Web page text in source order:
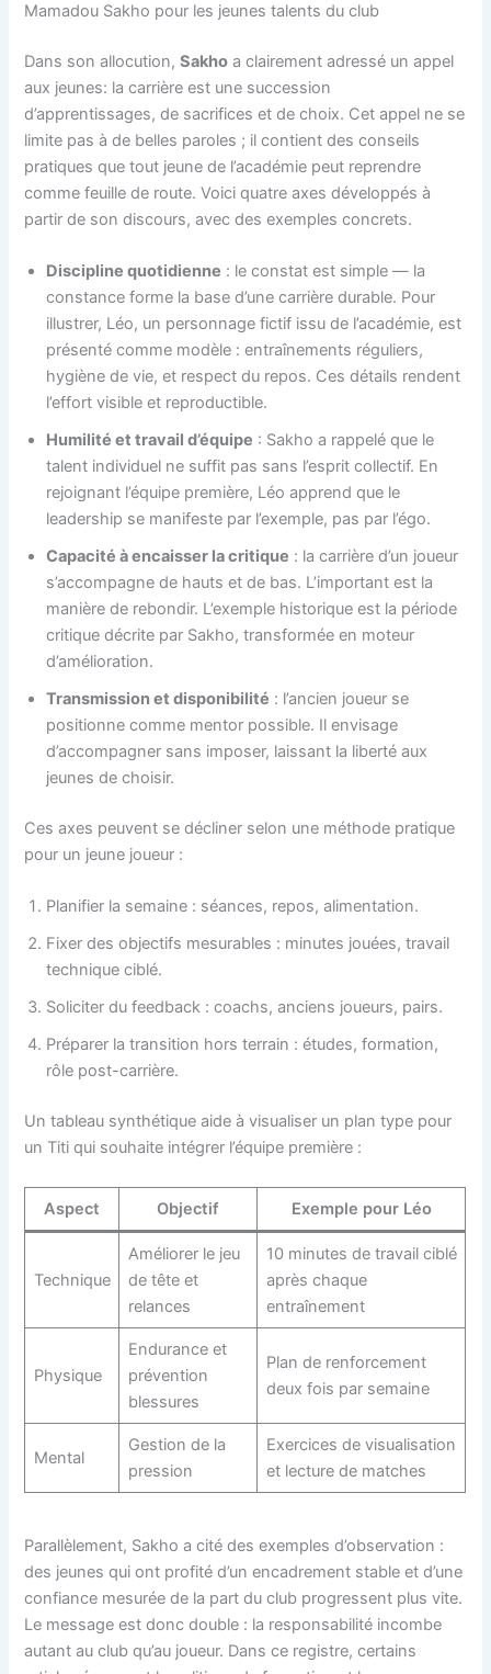
Mamadou Sakho pour les jeunes talents du club
Dans son allocution,Sakho a clairement adressé un appel
aux jeunes: la carrière est une succession
d’apprentissages, de sacrifices et de choix. Cet appel ne se
limite pas à de belles paroles ; il contient des conseils
pratiques que tout jeune de l’académie peut reprendre
comme feuille de route. Voici quatre axes développés à
partir de son discours, avec des exemples concrets.
Discipline quotidienne : le constat est simple — la
constance forme la base d’une carrière durable. Pour
illustrer, Léo, un personnage fictif issu de l’académie, est
présenté comme modèle : entraînements réguliers,
hygiène de vie, et respect du repos. Ces détails rendent
l’effort visible et reproductible.
Humilité et travail d’équipe : Sakho a rappelé que le
talent individuel ne suffit pas sans l’esprit collectif. En
rejoignant l’équipe première, Léo apprend que le
leadership se manifeste par l’exemple, pas par l’égo.
Capacité à encaisser la critique : la carrière d’un joueur
s’accompagne de hauts et de bas. L’important est la
manière de rebondir. L’exemple historique est la période
critique décrite par Sakho, transformée en moteur
d’amélioration.
Transmission et disponibilité : l’ancien joueur se
positionne comme mentor possible. Il envisage
d’accompagner sans imposer, laissant la liberté aux
jeunes de choisir.
Ces axes peuvent se décliner selon une méthode pratique
pour un jeune joueur :
Planifier la semaine : séances, repos, alimentation.
Fixer des objectifs mesurables : minutes jouées, travail
technique ciblé.
Soliciter du feedback : coachs, anciens joueurs, pairs.
Préparer la transition hors terrain : études, formation,
rôle post-carrière.
Un tableau synthétique aide à visualiser un plan type pour
un Titi qui souhaite intégrer l’équipe première :
Aspect Objectif Exemple pour Léo
Technique
Améliorer le jeu
de tête et
relances
10 minutes de travail ciblé
après chaque
entraînement
Physique
Endurance et
prévention
blessures
Plan de renforcement
deux fois par semaine
Mental
Gestion de la
pression
Exercices de visualisation
et lecture de matches
Parallèlement, Sakho a cité des exemples d’observation :
des jeunes qui ont profité d’un encadrement stable et d’une
confiance mesurée de la part du club progressent plus vite.
Le message est donc double : la responsabilité incombe
autant au club qu’au joueur. Dans ce registre, certains